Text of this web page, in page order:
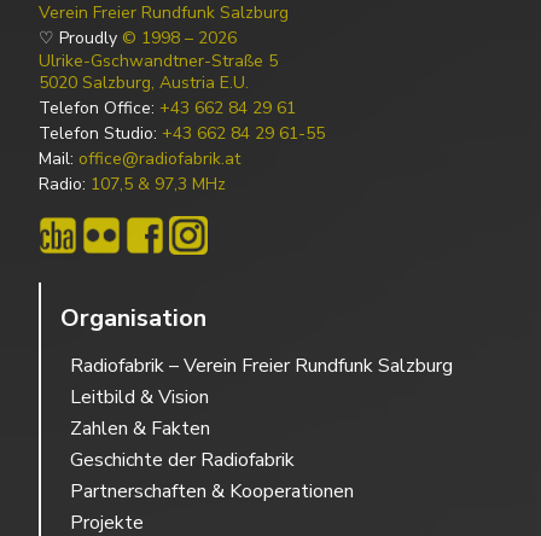
Verein Freier Rundfunk Salzburg
♡ Proudly © 1998 – 2026
Ulrike-Gschwandtner-Straße 5
5020 Salzburg, Austria E.U.
Telefon Office: +43 662 84 29 61
Telefon Studio: +43 662 84 29 61-55
Mail: office@radiofabrik.at
Radio: 107,5 & 97,3 MHz
Organisation
Radiofabrik – Verein Freier Rundfunk Salzburg
Leitbild & Vision
Zahlen & Fakten
Geschichte der Radiofabrik
Partnerschaften & Kooperationen
Projekte